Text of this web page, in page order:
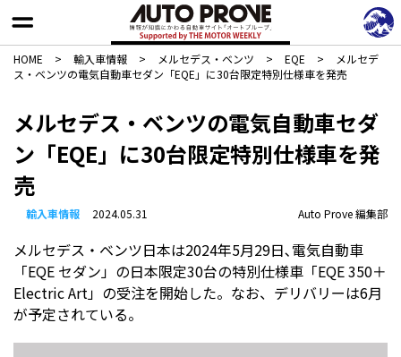
HOME > 輸入車情報 > メルセデス・ベンツ > EQE >
メルセデ
ス・ベンツの電気自動車セダン「EQE」に30台限定特別仕様車を発売
メルセデス・ベンツの電気自動車セダ
ン「EQE」に30台限定特別仕様車を発
売
輸入車情報 2024.05.31 Auto Prove 編集部
メルセデス・ベンツ日本は2024年5月29日､電気自動車
「EQE セダン」の日本限定30台の特別仕様車「EQE 350＋
Electric Art」の受注を開始した。なお、デリバリーは6月
が予定されている。